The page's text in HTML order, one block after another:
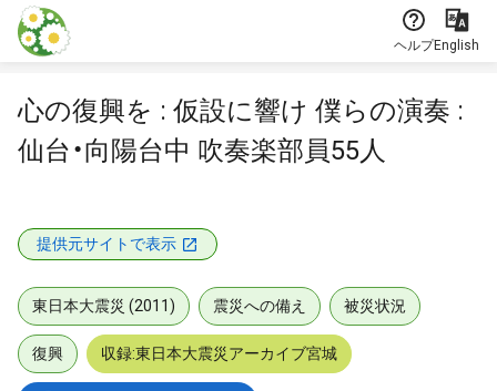
本文に飛ぶ
ヘルプEnglish
心の復興を : 仮設に響け 僕らの演奏 :
仙台・向陽台中 吹奏楽部員55人
提供元サイトで表示
東日本大震災 (2011) 震災への備え 被災状況
復興 収録:東日本大震災アーカイブ宮城